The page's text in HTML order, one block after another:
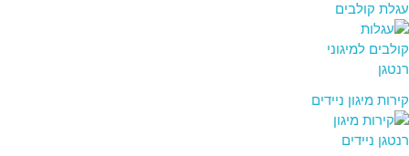
עגלת קולבים
קירות מיגון ניידים